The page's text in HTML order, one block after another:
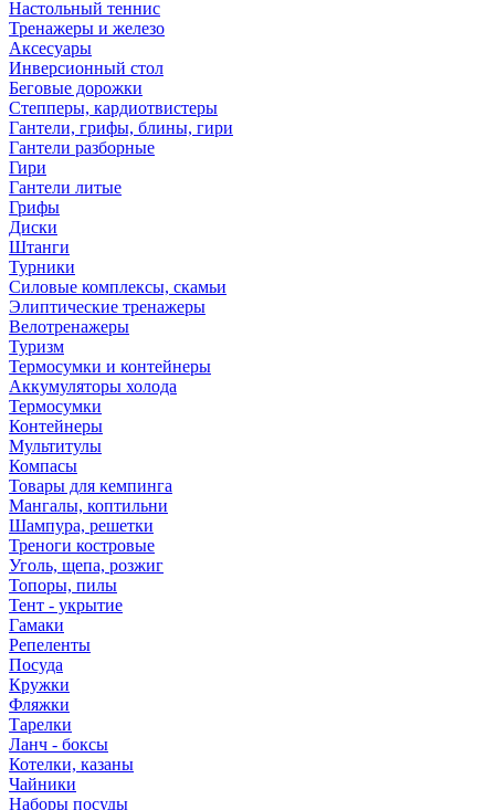
Настольный теннис
Тренажеры и железо
Аксесуары
Инверсионный стол
Беговые дорожки
Степперы, кардиотвистеры
Гантели, грифы, блины, гири
Гантели разборные
Гири
Гантели литые
Грифы
Диски
Штанги
Турники
Силовые комплексы, скамьи
Элиптические тренажеры
Велотренажеры
Туризм
Термосумки и контейнеры
Аккумуляторы холода
Термосумки
Контейнеры
Мультитулы
Компасы
Товары для кемпинга
Мангалы, коптильни
Шампура, решетки
Треноги костровые
Уголь, щепа, розжиг
Топоры, пилы
Тент - укрытие
Гамаки
Репеленты
Посуда
Кружки
Фляжки
Тарелки
Ланч - боксы
Котелки, казаны
Чайники
Наборы посуды